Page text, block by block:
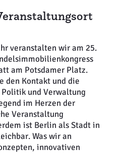
veranstalten wir am 25.
am Potsdamer Platz.
den Kontakt und die
und Verwaltung
im Herzen der
Veranstaltung
ist Berlin als Stadt in
Was wir an
innovativen